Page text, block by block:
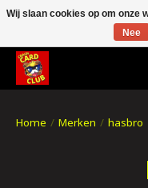
CRACH CARD CLUB , The best
Home / Merken / hasbro
Wij slaan cookies op om onze
Nee